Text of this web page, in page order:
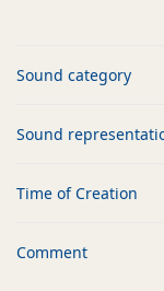
Sound category
Sound
Time of Creation
Comment